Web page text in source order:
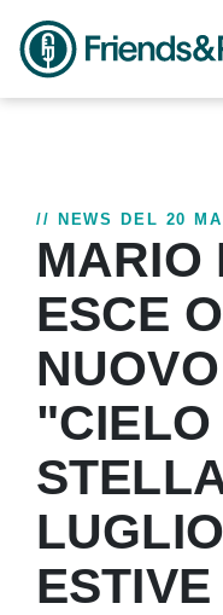
// NEWS DEL 20
MARIO
ESCE
"CIELO
ESTIVE